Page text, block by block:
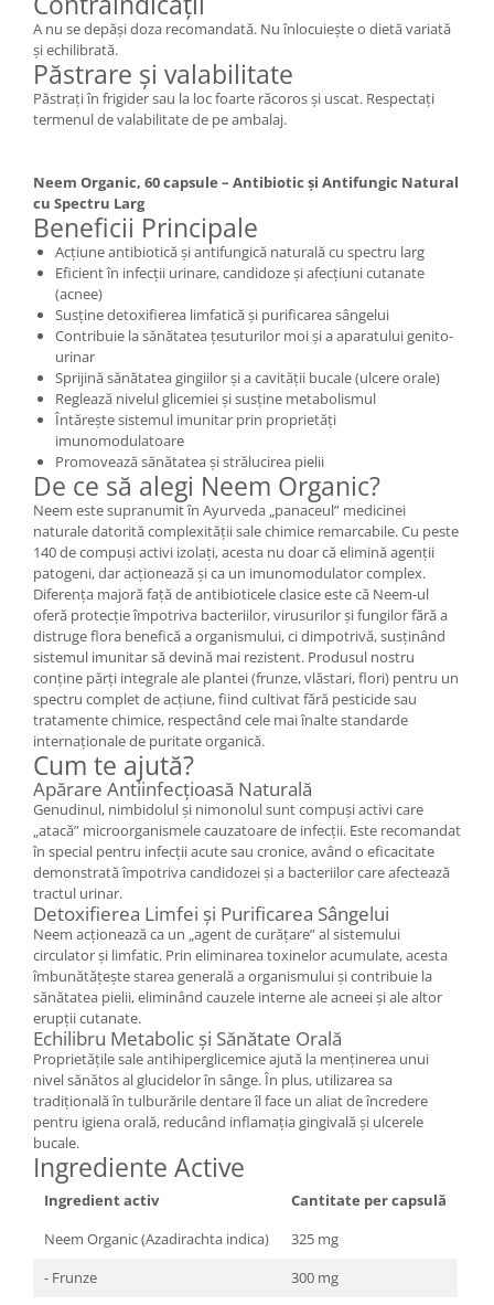
A nu se depăși doza recomandată. Nu înlocuiește o dietă variată
și echilibrată.
Păstrare și valabilitate
Păstrați în frigider sau la loc foarte răcoros și uscat. Respectați
termenul de valabilitate de pe ambalaj.
Neem Organic, 60 capsule – Antibiotic și Antifungic Natural
cu Spectru Larg
Beneficii Principale
Acțiune antibiotică și antifungică naturală cu spectru larg
Eficient în infecții urinare, candidoze și afecțiuni cutanate
(acnee)
Susține detoxifierea limfatică și purificarea sângelui
Contribuie la sănătatea țesuturilor moi și a aparatului genito-
urinar
Sprijină sănătatea gingiilor și a cavității bucale (ulcere orale)
Reglează nivelul glicemiei și susține metabolismul
Întărește sistemul imunitar prin proprietăți
imunomodulatoare
Promovează sănătatea și strălucirea pielii
De ce să alegi Neem Organic?
Neem este supranumit în Ayurveda „panaceul” medicinei
naturale datorită complexității sale chimice remarcabile. Cu peste
140 de compuși activi izolați, acesta nu doar că elimină agenții
patogeni, dar acționează și ca un imunomodulator complex.
Diferența majoră față de antibioticele clasice este că Neem-ul
oferă protecție împotriva bacteriilor, virusurilor și fungilor fără a
distruge flora benefică a organismului, ci dimpotrivă, susținând
sistemul imunitar să devină mai rezistent. Produsul nostru
conține părți integrale ale plantei (frunze, vlăstari, flori) pentru un
spectru complet de acțiune, fiind cultivat fără pesticide sau
tratamente chimice, respectând cele mai înalte standarde
internaționale de puritate organică.
Cum te ajută?
Apărare Antiinfecțioasă Naturală
Genudinul, nimbidolul și nimonolul sunt compuși activi care
„atacă” microorganismele cauzatoare de infecții. Este recomandat
în special pentru infecții acute sau cronice, având o eficacitate
demonstrată împotriva candidozei și a bacteriilor care afectează
tractul urinar.
Detoxifierea Limfei și Purificarea Sângelui
Neem acționează ca un „agent de curățare” al sistemului
circulator și limfatic. Prin eliminarea toxinelor acumulate, acesta
îmbunătățește starea generală a organismului și contribuie la
sănătatea pielii, eliminând cauzele interne ale acneei și ale altor
erupții cutanate.
Echilibru Metabolic și Sănătate Orală
Proprietățile sale antihiperglicemice ajută la menținerea unui
nivel sănătos al glucidelor în sânge. În plus, utilizarea sa
tradițională în tulburările dentare îl face un aliat de încredere
pentru igiena orală, reducând inflamația gingivală și ulcerele
bucale.
Ingrediente Active
Ingredient activ
Cantitate per capsulă
Neem Organic (Azadirachta indica)
325 mg
- Frunze
300 mg